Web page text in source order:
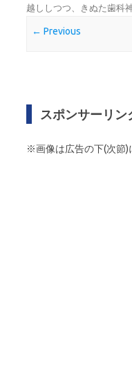
越ししつつ、きぬた歯科
← Previous
スポンサーリン
※画像は広告の下(次節)